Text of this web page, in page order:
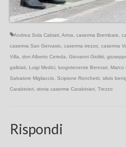
Andrea Sola Cabiati Arma caserma Brembate
caserma San Gervasio
caserma trezzo caserma
Villa
don Alberto Cereda Giovanni Giolitti
galbiati
Luigi Medici luogotenente Bennati Marco
Salvatore Migliaccio
Scipione Ronchetti silvio
Carabinieri storia caserme Carabinieri Trezzo
Rispondi